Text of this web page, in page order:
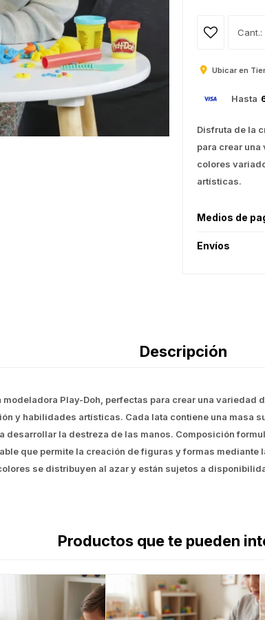
Ubicar en
Hasta
Disfruta de la
para crear
colores
artísticas.
Medios de
Envíos
Descripción
Play-Doh, perfectas para crear una
y habilidades artísticas. Cada lata contiene una masa
desarrollar la destreza de las manos. Composición
que permite la creación de figuras y formas
se distribuyen al azar y están sujetos a
Productos que te pueden